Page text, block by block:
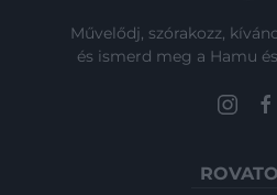
Művelődj, szórakozz,
és ismerd meg a Hamu